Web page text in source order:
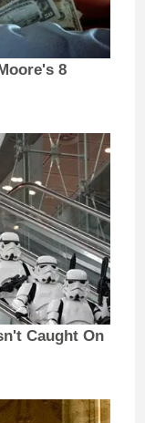
8
Caught On